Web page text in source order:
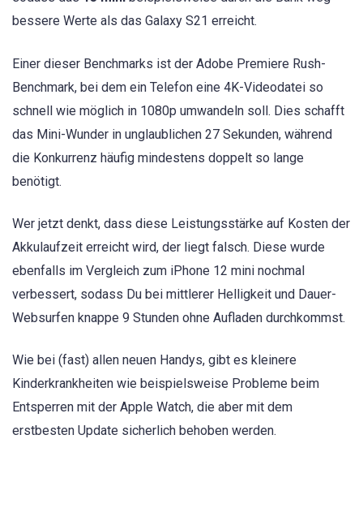
bessere Werte als das Galaxy S21 erreicht.
Einer dieser Benchmarks ist der Adobe Premiere Rush-
Benchmark, bei dem ein Telefon eine 4K-Videodatei so
schnell wie möglich in 1080p umwandeln soll. Dies schafft
das Mini-Wunder in unglaublichen 27 Sekunden, während
die Konkurrenz häufig mindestens doppelt so lange
benötigt.
Wer jetzt denkt, dass diese Leistungsstärke auf Kosten der
Akkulaufzeit erreicht wird, der liegt falsch. Diese wurde
ebenfalls im Vergleich zum iPhone 12 mini nochmal
verbessert, sodass Du bei mittlerer Helligkeit und Dauer-
Websurfen knappe 9 Stunden ohne Aufladen durchkommst.
Wie bei (fast) allen neuen Handys, gibt es kleinere
Kinderkrankheiten wie beispielsweise Probleme beim
Entsperren mit der Apple Watch, die aber mit dem
erstbesten Update sicherlich behoben werden.